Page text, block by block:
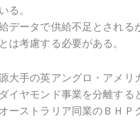
る。
データで供給不足とされる
は考慮する必要がある。
大手の英アングロ・アメリ
イヤモンド事業を分離する
ーストラリア同業のＢＨＰ